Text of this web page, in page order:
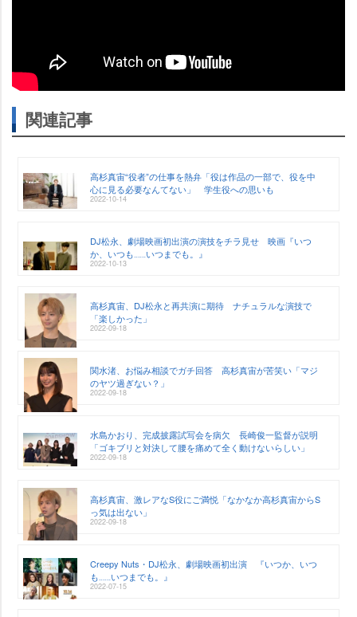
関連記事
高杉真宙“役者”の仕事を熱弁「役は作品の一部で、役を中
心に見る必要なんてない」 学生役への思いも
2022-10-14
DJ松永、劇場映画初出演の演技をチラ見せ 映画『いつ
か、いつも‥‥‥いつまでも。』
2022-10-13
高杉真宙、DJ松永と再共演に期待 ナチュラルな演技で
「楽しかった」
2022-09-18
関水渚、お悩み相談でガチ回答 高杉真宙が苦笑い「マジ
のヤツ過ぎない？」
2022-09-18
水島かおり、完成披露試写会を病欠 長崎俊一監督が説明
「ゴキブリと対決して腰を痛めて全く動けないらしい」
2022-09-18
高杉真宙、激レアなS役にご満悦「なかなか高杉真宙からS
っ気は出ない」
2022-09-18
Creepy Nuts・DJ松永、劇場映画初出演 『いつか、いつ
も‥‥‥いつまでも。』
2022-07-15